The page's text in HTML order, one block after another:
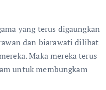
yang terus digaungkan
dan biarawati dilihat
Maka mereka terus
untuk membungkam